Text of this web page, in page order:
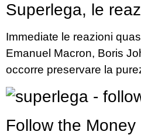
Superlega, le
Immediate le reazioni
Emanuel Macron, Boris
occorre preservare la
Follow the Money